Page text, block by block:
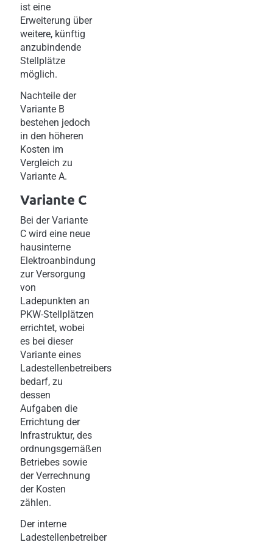
ist eine
Erweiterung über
weitere, künftig
anzubindende
Stellplätze
möglich.
Nachteile der
Variante B
bestehen jedoch
in den höheren
Kosten im
Vergleich zu
Variante A.
Variante C
Bei der Variante
C wird eine neue
hausinterne
Elektroanbindung
zur Versorgung
von
Ladepunkten an
PKW-Stellplätzen
errichtet, wobei
es bei dieser
Variante eines
Ladestellenbetreibers
bedarf, zu
dessen
Aufgaben die
Errichtung der
Infrastruktur, des
ordnungsgemäßen
Betriebes sowie
der Verrechnung
der Kosten
zählen.
Der interne
Ladestellenbetreiber